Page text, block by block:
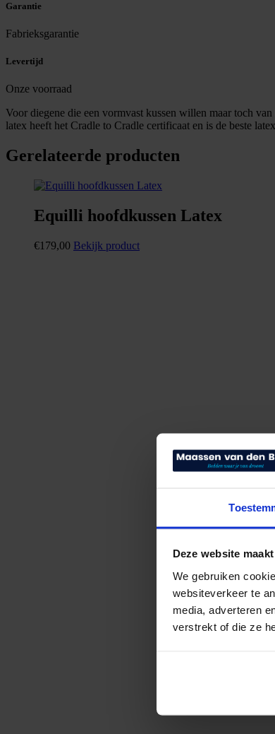
Deze website
We gebruiken
websiteverkeer te
media, adverteren
verstrekt of die ze
Garantie
Fabrieksgarantie
Levertijd
Onze voorraad
Voor diegene die een vormvast kussen willen maar toch
latex heeft het Cradle to Cradle certificaat en is de beste
Gerelateerde producten
Equilli hoofdkussen Latex
€179,00 Bekijk product